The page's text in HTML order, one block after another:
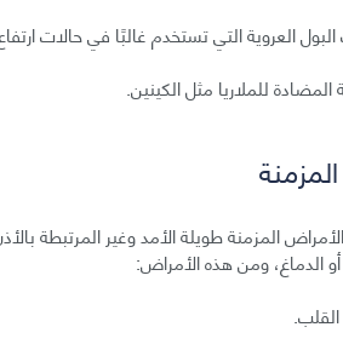
العروية التي تستخدم غالبًا في حالات
المضادة للملاريا مثل الكينين.
المزمنة طويلة الأمد وغير المرتبطة
أو الدماغ، ومن هذه الأمراض: